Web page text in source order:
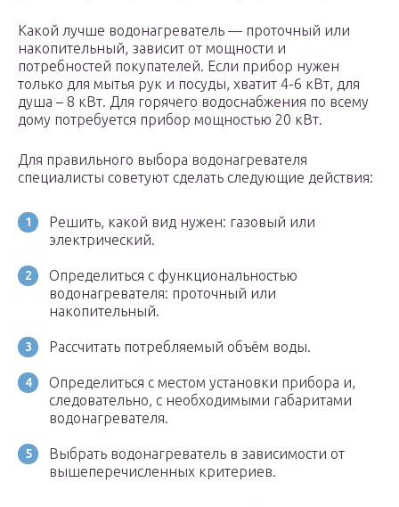
Какой лучше водонагреватель — проточный или
накопительный, зависит от мощности и
потребностей покупателей. Если прибор нужен
только для мытья рук и посуды, хватит 4-6 кВт, для
душа – 8 кВт. Для горячего водоснабжения по всему
дому потребуется прибор мощностью 20 кВт.
Для правильного выбора водонагревателя
специалисты советуют сделать следующие действия:
Решить, какой вид нужен: газовый или
электрический.
Определиться с функциональностью
водонагревателя: проточный или
накопительный.
Рассчитать потребляемый объём воды.
Определиться с местом установки прибора и,
следовательно, с необходимыми габаритами
водонагревателя.
Выбрать водонагреватель в зависимости от
вышеперечисленных критериев.